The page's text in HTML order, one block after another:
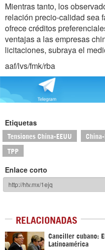
Mientras tanto, los
relación precio-calidad sea
ofrece créditos
ventajas a las empresas
licitaciones, subraya el
aaf/lvs/fmk/rba
Etiquetas
Tensiones China-EEUU
TPP
Enlace corto
RELACIONADAS
Canciller cubano:
Latinoamérica